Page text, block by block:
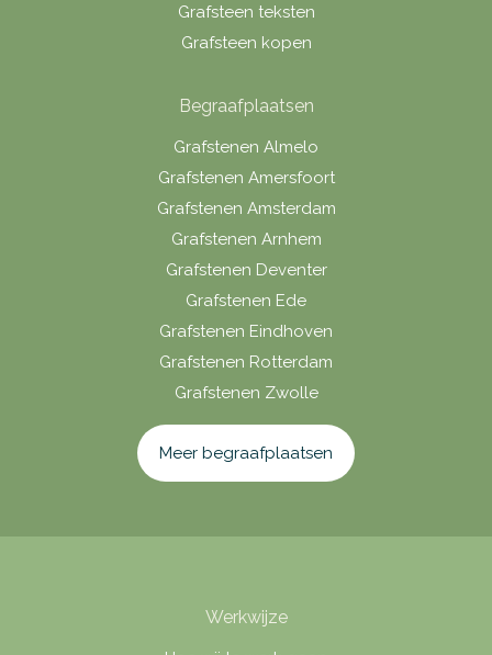
Grafsteen teksten
Grafsteen kopen
Begraafplaatsen
Grafstenen Almelo
Grafstenen Amersfoort
Grafstenen Amsterdam
Grafstenen Arnhem
Grafstenen Deventer
Grafstenen Ede
Grafstenen Eindhoven
Grafstenen Rotterdam
Grafstenen Zwolle
Meer begraafplaatsen
Werkwijze